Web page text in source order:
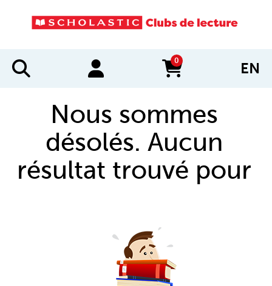
0
items in cart EN
Nous sommes
désolés. Aucun
résultat trouvé pour